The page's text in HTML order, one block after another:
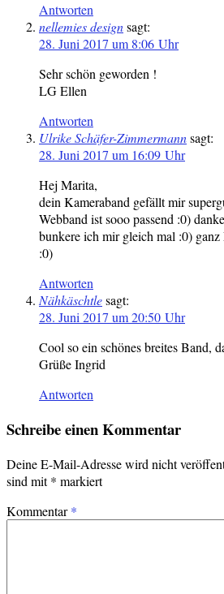
Antworten
nellemies designsagt:
28. Juni 2017 um 8:06 Uhr
Sehr schön geworden !
LG Ellen
Antworten
Ulrike Schäfer-Zimmermannsagt:
28. Juni 2017 um 16:09 Uhr
Hej Marita,
dein Kameraband gefällt mir
Webband ist sooo passend :0)
bunkere ich mir gleich mal :0)
:0)
Antworten
Nähkäschtlesagt:
28. Juni 2017 um 20:50 Uhr
Cool so ein schönes breites Band,
Grüße Ingrid
Antworten
Schreibe einen Kommentar
Deine E-Mail-Adresse wird nicht
sind mit* markiert
Kommentar*